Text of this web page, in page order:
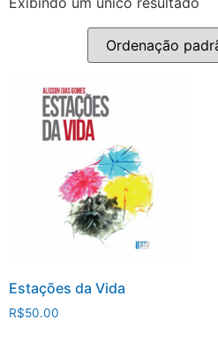
Estações da Vida
R$50.00